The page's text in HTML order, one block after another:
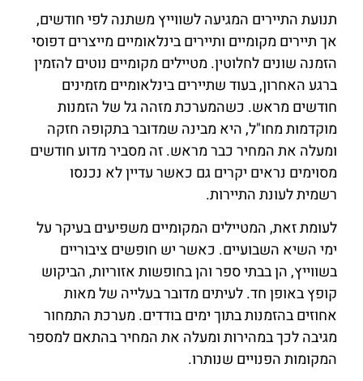
תנועת התיירים המגיעה לשווייץ משתנה לפי חודשים,
אך תיירים מקומיים ותיירים בינלאומיים מייצרים דפוסי
הזמנה שונים לחלוטין. מטיילים מקומיים נוטים להזמין
ברגע האחרון, בעוד שתיירים בינלאומיים מזמינים
חודשים מראש. כשהמערכת מזהה גל של הזמנות
מוקדמות מחו"ל, היא מבינה שמדובר בתקופה חזקה
ומעלה את המחיר כבר מראש. זה מסביר מדוע חודשים
מסוימים נראים יקרים גם כאשר עדיין לא נכנסו
רשמית לעונת התיירות.
לעומת זאת, המטיילים המקומיים משפיעים בעיקר על
ימי השיא השבועיים. כאשר יש חופשים ציבוריים
בשווייץ, הן בבתי ספר והן בחופשות אזוריות, הביקוש
קופץ באופן חד. לעיתים מדובר בעלייה של מאות
אחוזים בהזמנות בתוך ימים בודדים. מערכת התמחור
מגיבה לכך במהירות ומעלה את המחיר בהתאם למספר
המקומות הפנויים שנותרו.